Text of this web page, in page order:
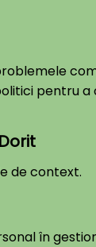
pentru
de context.
în